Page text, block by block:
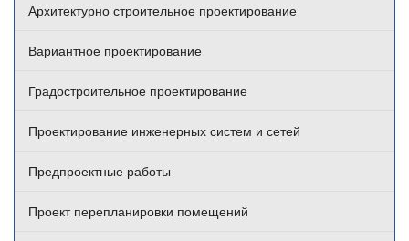
Архитектурно строительное проектирование
Вариантное проектирование
Градостроительное проектирование
Проектирование инженерных систем и сетей
Предпроектные работы
Проект перепланировки помещений